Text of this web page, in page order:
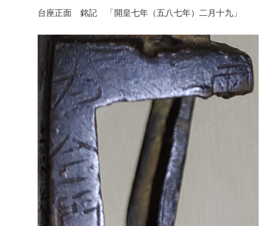
台座正面 銘記 「開皇七年（五八七年）二月十九」